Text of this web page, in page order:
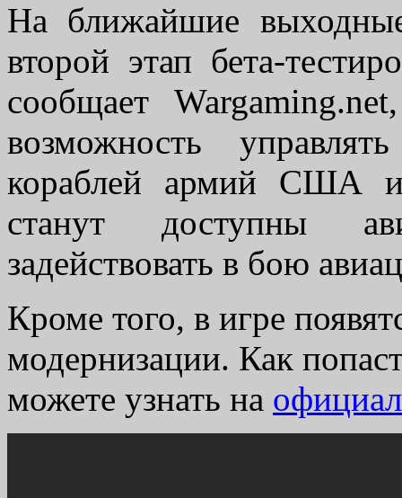
На ближайшие
второй этап бета-
сообщает
возможность
кораблей армий США
станут доступны
задействовать в бою
Кроме того, в игре
модернизации. Как
можете узнать на